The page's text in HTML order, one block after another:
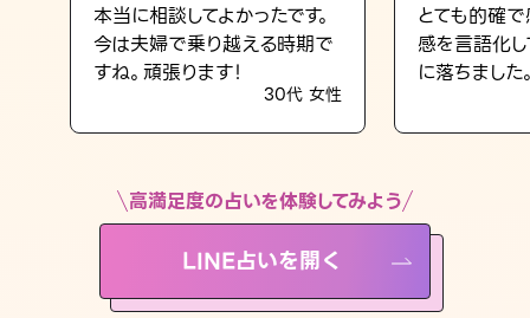
LINE占いを開く
※LINEアプリ内のサービスページへ遷移します
本当に相談してよかったです。
今は夫婦で乗り越える時期で
すね。頑張ります！
30代 女性
とても的確
感を言語化
に落ちました
高満足度の占いを体験してみよう
LINE占いを開く